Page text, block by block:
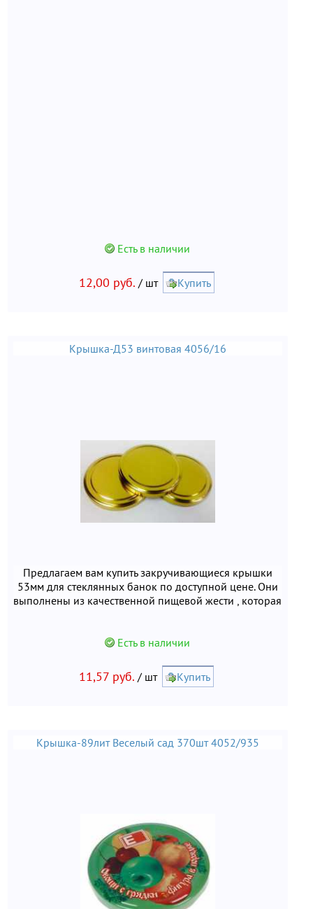
Есть в наличии
12,00 руб. / шт Купить
Крышка-Д53 винтовая 4056/16
Предлагаем вам купить закручивающиеся крышки
53мм для стеклянных банок по доступной цене. Они
выполнены из качественной пищевой жести , которая
продуктами и не выделяет вредных веществ.
Есть в наличии
11,57 руб. / шт Купить
Крышка-89лит Веселый сад 370шт 4052/935